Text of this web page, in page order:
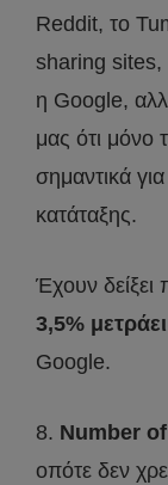
Reddit, το
sharing sites,
η Google,
μας ότι μόνο
σημαντικά
κατάταξης.
Έχουν δείξει
3,5% μετράει
Google.
8. Number
οπότε δεν